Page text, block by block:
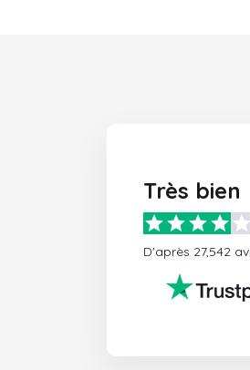
Très bien
D'après 27,542